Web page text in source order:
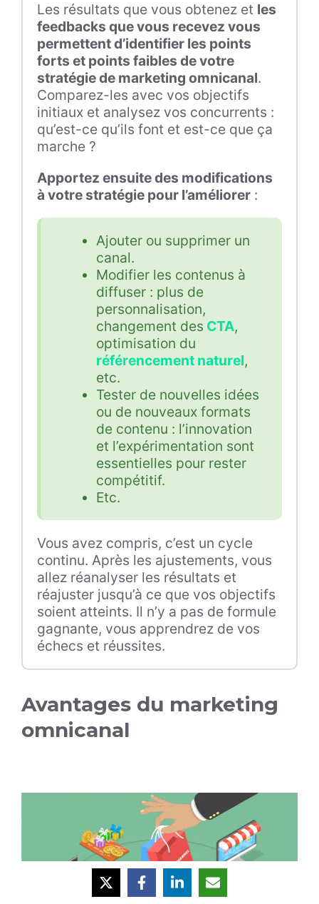
Les résultats que vous obtenez et les
feedbacks que vous recevez vous
permettent d’identifier les points
forts et points faibles de votre
stratégie de marketing omnicanal.
Comparez-les avec vos objectifs
initiaux et analysez vos concurrents :
qu’est-ce qu’ils font et est-ce que ça
marche ?
Apportez ensuite des modifications
à votre stratégie pour l’améliorer :
Ajouter ou supprimer un
canal.
Modifier les contenus à
diffuser : plus de
personnalisation,
changement des CTA,
optimisation du
référencement naturel,
etc.
Tester de nouvelles idées
ou de nouveaux formats
de contenu : l’innovation
et l’expérimentation sont
essentielles pour rester
compétitif.
Etc.
Vous avez compris, c’est un cycle
continu. Après les ajustements, vous
allez réanalyser les résultats et
réajuster jusqu’à ce que vos objectifs
soient atteints. Il n’y a pas de formule
gagnante, vous apprendrez de vos
échecs et réussites.
Avantages du marketing
omnicanal